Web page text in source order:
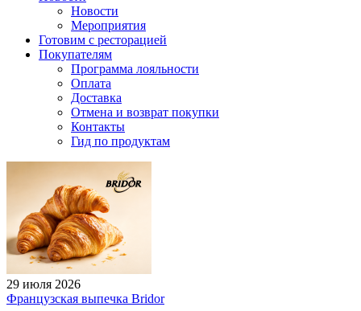
Новости
Мероприятия
Готовим с ресторацией
Покупателям
Программа лояльности
Оплата
Доставка
Отмена и возврат покупки
Контакты
Гид по продуктам
29 июля 2026
Французская выпечка Bridor